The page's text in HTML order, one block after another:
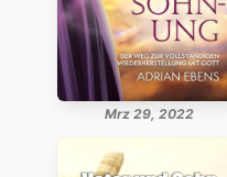
Mrz 29, 2022